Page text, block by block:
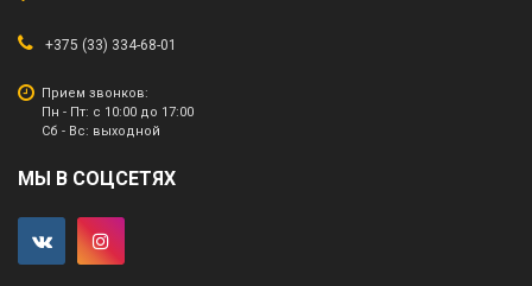
+375 (33) 334-68-01
Прием звонков:
Пн - Пт: с 10:00 до 17:00
Сб - Вс: выходной
МЫ В СОЦСЕТЯХ